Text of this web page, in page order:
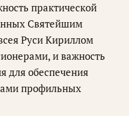
практической
Святейшим
Руси Кириллом
и важность
для обеспечения
профильных